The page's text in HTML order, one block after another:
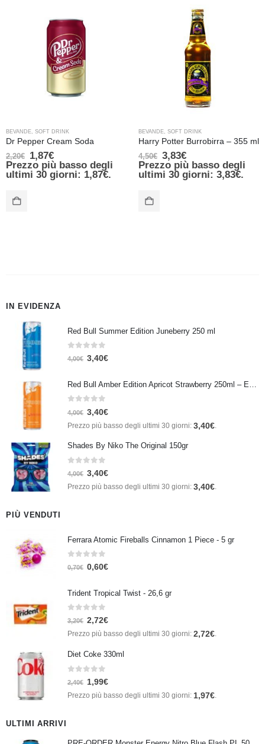
BEVANDE, SOFT DRINK
Dr Pepper Cream Soda
2,20€ 1,87€
Prezzo più basso degli
ultimi 30 giorni: 1,87€.
BEVANDE, SOFT DRINK
Harry Potter Burrobirra – 355 ml
4,50€ 3,83€
Prezzo più basso degli
ultimi 30 giorni: 3,83€.
IN EVIDENZA
Red Bull Summer Edition Juneberry 250 ml
Su 5
4,00€ 3,40€
Red Bull Amber Edition Apricot Strawberry 250ml – Energy Drink Albicocca e Fragola
Su 5
4,00€ 3,40€
Prezzo più basso degli ultimi 30 giorni: 3,40€
Shades By Niko The Original 150gr
Su 5
4,00€ 3,40€
Prezzo più basso degli ultimi 30 giorni: 3,40€.
PIÙ VENDUTI
Ferrara Atomic Fireballs Cinnamon 1 Piece - 5 gr
Su 5
0,70€ 0,60€
Trident Tropical Twist - 26,6 gr
Su 5
3,20€ 2,72€
Prezzo più basso degli ultimi 30 giorni: 2,72€.
Diet Coke 330ml
Su 5
2,40€ 1,99€
Prezzo più basso degli ultimi 30 giorni: 1,97€.
ULTIMI ARRIVI